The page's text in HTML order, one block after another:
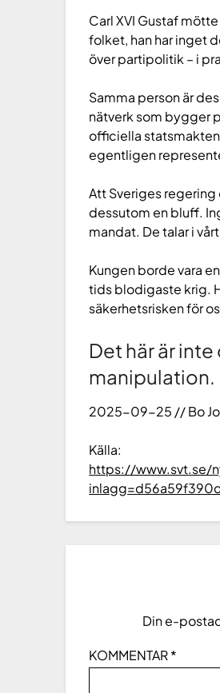
Carl XVI Gustaf
folket, han har inget
över partipolitik – i
Samma person är
nätverk som bygger
officiella
egentligen
Att Sveriges regering
dessutom en bluff.
mandat. De talar i
Kungen borde vara
tids blodigaste krig.
säkerhetsrisken för
Det här är
manipulation.
2025-09-25 // Bo
Källa:
https://www.svt.se/
Din e-
KOMMENTAR*